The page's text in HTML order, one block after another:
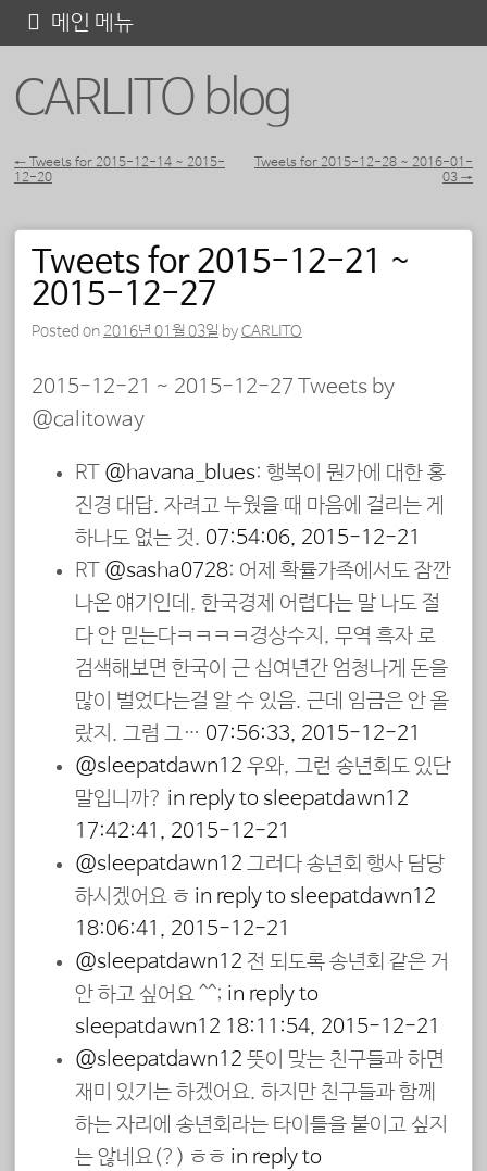
CARLITO blog
메인 메뉴
텐
포스트 내비게이션
← Tweets for 2015-12-14 ~ 2015-
12-20
Tweets for 2015-12-28 ~ 2016-01-
03 →
Tweets for 2015-12-21 ~
2015-12-27
Posted on 2016년 01월 03일 byCARLITO
2015-12-21 ~ 2015-12-27 Tweets by
@calitoway
RT @havana_blues: 행복이 뭔가에 대한 홍
진경 대답. 자려고 누웠을 때 마음에 걸리는 게
하나도 없는 것. 07:54:06, 2015-12-21
RT @sasha0728: 어제 확률가족에서도 잠깐
나온 얘기인데, 한국경제 어렵다는 말 나도 절
다 안 믿는다ㅋㅋㅋㅋ경상수지, 무역 흑자 로
검색해보면 한국이 근 십여년간 엄청나게 돈을
많이 벌었다는걸 알 수 있음. 근데 임금은 안 올
랐지. 그럼 그… 07:56:33, 2015-12-21
@sleepatdawn12 우와, 그런 송년회도 있단
말입니까? in reply to sleepatdawn12
17:42:41, 2015-12-21
@sleepatdawn12 그러다 송년회 행사 담당
하시겠어요 ㅎ in reply to sleepatdawn12
18:06:41, 2015-12-21
@sleepatdawn12 전 되도록 송년회 같은 거
안 하고 싶어요 ^^; in reply to
sleepatdawn12 18:11:54, 2015-12-21
@sleepatdawn12 뜻이 맞는 친구들과 하면
재미 있기는 하겠어요. 하지만 친구들과 함께
하는 자리에 송년회라는 타이틀을 붙이고 싶지
는 않네요(?) ㅎㅎ in reply to